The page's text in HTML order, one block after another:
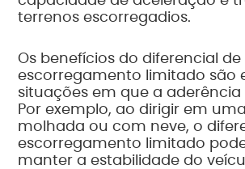
terrenos escorregadios.
Os benefícios do diferencial de
escorregamento limitado são
situações em que a aderência
Por exemplo, ao dirigir em
molhada ou com neve, o
escorregamento limitado
manter a estabilidade do